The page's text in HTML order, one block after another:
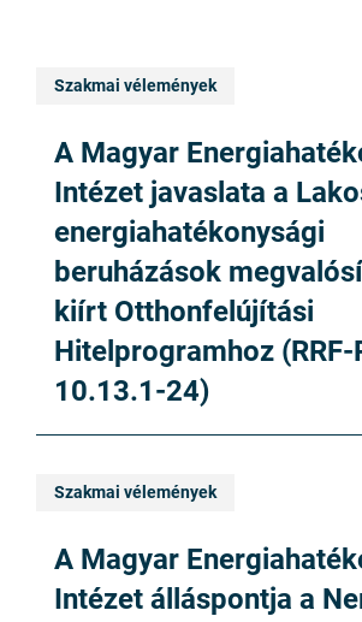
Szakmai vélemények
A Magyar
Intézet javaslata a
energiahatékonysági
beruházások
kiírt Otthonfelújítási
Hitelprogramhoz (RRF-
10.13.1-24)
Szakmai vélemények
A Magyar
Intézet álláspontja a